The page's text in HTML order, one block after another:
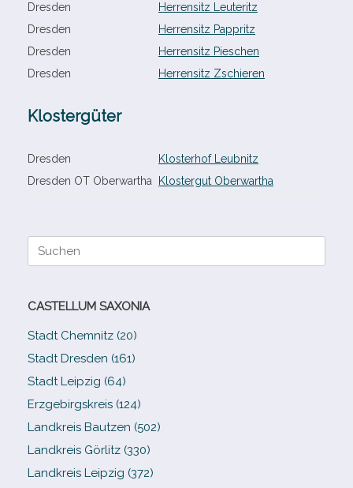
Dresden
Herrensitz Leuteritz
Dresden
Herrensitz Pappritz
Dresden
Herrensitz Pieschen
Dresden
Herrensitz Zschieren
Klostergüter
Dresden
Klosterhof Leubnitz
Dresden OT Oberwartha
Klostergut Oberwartha
Suche
nach:
CASTELLUM SAXONIA
Stadt Chemnitz (20)
Stadt Dresden (161)
Stadt Leipzig (64)
Erzgebirgskreis (124)
Landkreis Bautzen (502)
Landkreis Görlitz (330)
Landkreis Leipzig (372)